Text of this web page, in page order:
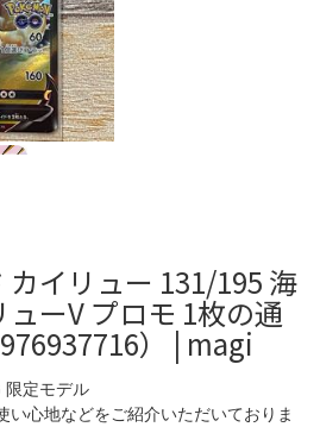
イリュー 131/195 海
ーV プロモ 1枚の通
） | magi
定モデル
い心地などをご紹介いただいておりま